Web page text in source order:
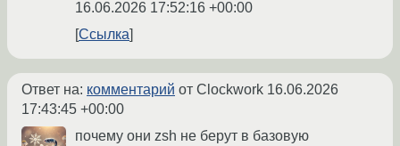
16.06.2026 17:52:16 +00:00
Ссылка
Ответ на: комментарий от Clockwork 16.06.2026
17:43:45 +00:00
почему они zsh не берут в базовую